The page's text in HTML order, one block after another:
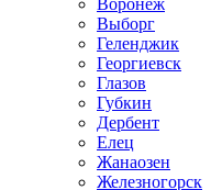
Воронеж
Выборг
Геленджик
Георгиевск
Глазов
Губкин
Дербент
Елец
Жанаозен
Железногорск